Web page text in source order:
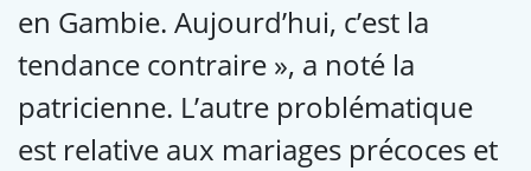
en Gambie. Aujourd’hui, c’est la
tendance contraire », a noté la
patricienne. L’autre problématique
est relative aux mariages précoces et